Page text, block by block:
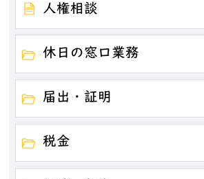
人権相談
休日の窓口業務
届出・証明
税金